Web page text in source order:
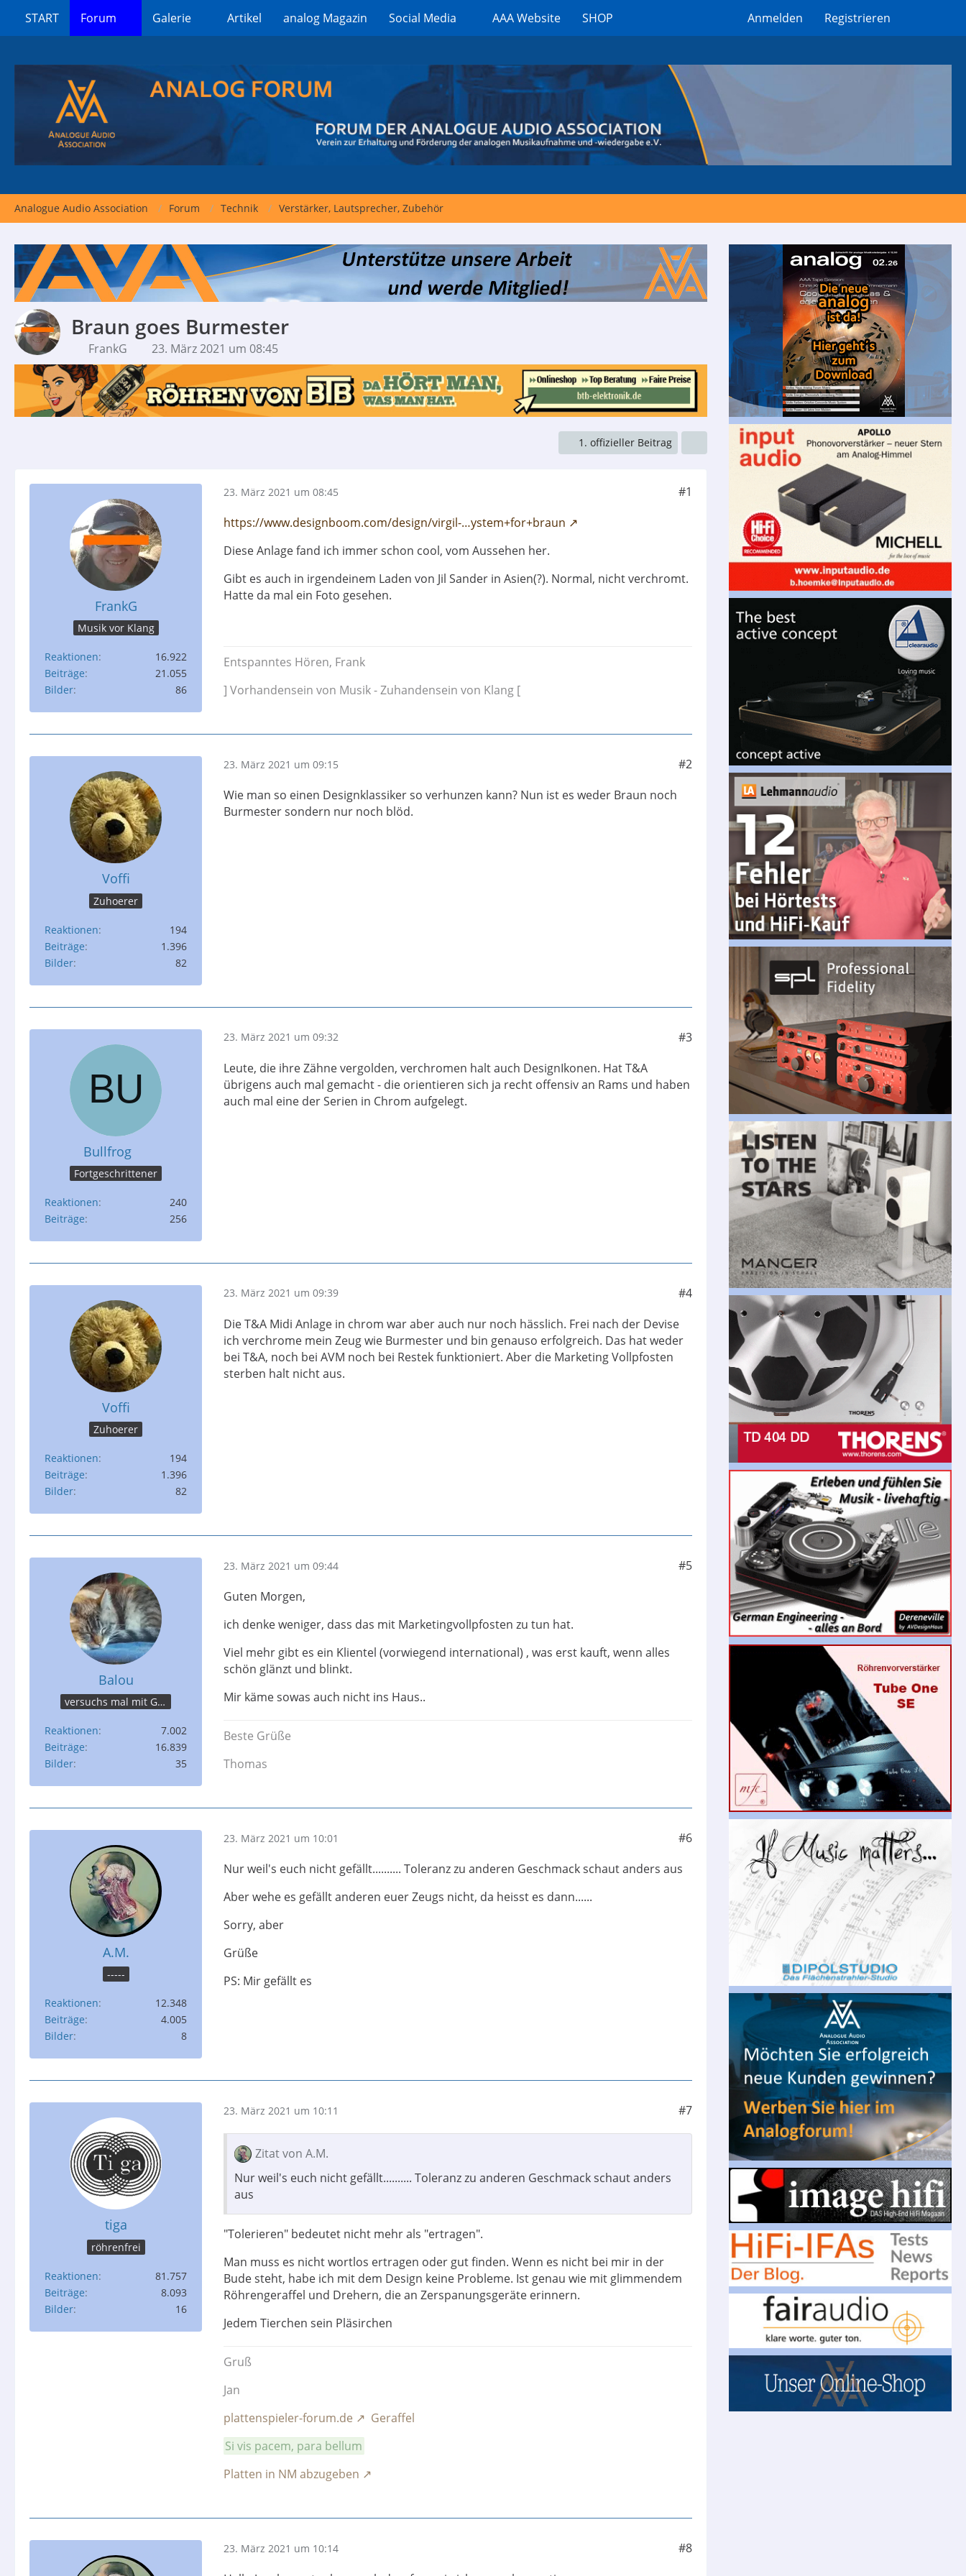
START Forum Galerie Artikel analog Magazin Social Media AAA Website SHOP Anmelden Registrieren
Analogue Audio Association Forum Technik Verstärker, Lautsprecher, Zubehör
Braun goes Burmester
FrankG 23. März 2021 um 08:45
1. offizieller Beitrag
FrankG
Musik vor Klang
Reaktionen
16.922
Beiträge
21.055
Bilder
86
23. März 2021 um 08:45
#1
https://www.designboom.com/design/virgil-…ystem+for+braun
Diese Anlage fand ich immer schon cool, vom Aussehen her.
Gibt es auch in irgendeinem Laden von Jil Sander in Asien(?). Normal, nicht verchromt.
Hatte da mal ein Foto gesehen.
Entspanntes Hören, Frank
] Vorhandensein von Musik - Zuhandensein von Klang [
Voffi
Zuhoerer
Reaktionen
194
Beiträge
1.396
Bilder
82
23. März 2021 um 09:15
#2
Wie man so einen Designklassiker so verhunzen kann? Nun ist es weder Braun noch
Burmester sondern nur noch blöd.
Bullfrog
Fortgeschrittener
Reaktionen
240
Beiträge
256
23. März 2021 um 09:32
#3
Leute, die ihre Zähne vergolden, verchromen halt auch DesignIkonen. Hat T&A
übrigens auch mal gemacht - die orientieren sich ja recht offensiv an Rams und haben
auch mal eine der Serien in Chrom aufgelegt.
Voffi
Zuhoerer
Reaktionen
194
Beiträge
1.396
Bilder
82
23. März 2021 um 09:39
#4
Die T&A Midi Anlage in chrom war aber auch nur noch hässlich. Frei nach der Devise
ich verchrome mein Zeug wie Burmester und bin genauso erfolgreich. Das hat weder
bei T&A, noch bei AVM noch bei Restek funktioniert. Aber die Marketing Vollpfosten
sterben halt nicht aus.
Balou
versuchs mal mit Gemütlichkeit...
Reaktionen
7.002
Beiträge
16.839
Bilder
35
23. März 2021 um 09:44
#5
Guten Morgen,
ich denke weniger, dass das mit Marketingvollpfosten zu tun hat.
Viel mehr gibt es ein Klientel (vorwiegend international) , was erst kauft, wenn alles
schön glänzt und blinkt.
Mir käme sowas auch nicht ins Haus..
Beste Grüße
Thomas
A.M.
-----
Reaktionen
12.348
Beiträge
4.005
Bilder
8
23. März 2021 um 10:01
#6
Nur weil's euch nicht gefällt.......... Toleranz zu anderen Geschmack schaut anders aus
Aber wehe es gefällt anderen euer Zeugs nicht, da heisst es dann......
Sorry, aber
Grüße
PS: Mir gefällt es
tiga
röhrenfrei
Reaktionen
81.757
Beiträge
8.093
Bilder
16
23. März 2021 um 10:11 #7
Zitat von A.M.
Nur weil's euch nicht gefällt.......... Toleranz zu anderen Geschmack schaut anders
aus
"Tolerieren" bedeutet nicht mehr als "ertragen".
Man muss es nicht wortlos ertragen oder gut finden. Wenn es nicht bei mir in der
Bude steht, habe ich mit dem Design keine Probleme. Ist genau wie mit glimmendem
Röhrengeraffel und Drehern, die an Zerspanungsgeräte erinnern.
Jedem Tierchen sein Pläsirchen
Gruß
Jan
plattenspieler-forum.de
Geraffel
Si vis pacem, para bellum
Platten in NM abzugeben
23. März 2021 um 10:14
#8